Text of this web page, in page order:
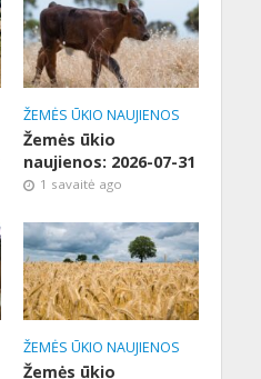
ŽEMĖS ŪKIO NAUJIENOS
Žemės ūkio
naujienos: 2026-07-31
1 savaitė ago
ŽEMĖS ŪKIO NAUJIENOS
Žemės ūkio